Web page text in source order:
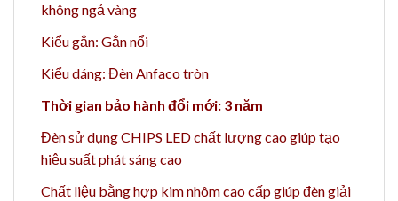
không ngả vàng
Kiểu gắn: Gắn nổi
Kiểu dáng: Đèn Anfaco tròn
Thời gian bảo hành đổi mới: 3 năm
Đèn sử dụng CHIPS LED chất lượng cao giúp tạo
hiệu suất phát sáng cao
Chất liệu bằng hợp kim nhôm cao cấp giúp đèn giải